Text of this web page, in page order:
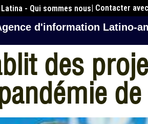
- Qui sommes nous| Contacter
d'information Latino-
des